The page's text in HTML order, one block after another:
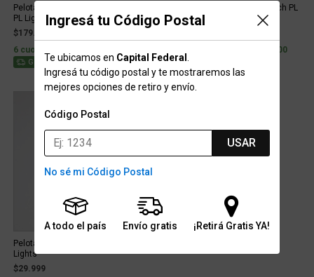
Ingresá tu Código Postal
Te ubicamos en Capital Federal
Ingresá tu código postal y te mostraremos las
mejores opciones de retiro y envío.
Código Postal
USAR
No sé mi Código Postal
A todo el país Envío gratis ¡Retirá Gratis YA!
Pelota Fútbol Puma Orbita Ultimate
PL Lights Fifa Quality Pr...
$179.999
6 cuotas sin interés de $30.000
Gratis Stock para envío
Pelota Fútbol Puma Orbita Match PL
Lights FIFA Quality
2 cuotas sin interés de $35.000
Stock para envío
Pelota Mini Fútbol Puma Orbita PL
Lights
$29.999